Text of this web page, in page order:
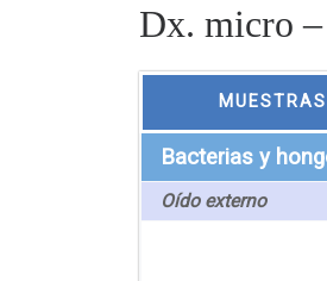
Dx. micro
MUESTRAS
Bacterias y
Oído externo